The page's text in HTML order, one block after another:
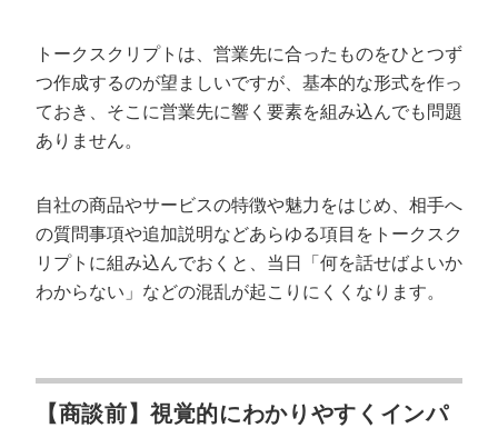
トークスクリプトは、営業先に合ったものをひとつず
つ作成するのが望ましいですが、基本的な形式を作っ
ておき、そこに営業先に響く要素を組み込んでも問題
ありません。
自社の商品やサービスの特徴や魅力をはじめ、相手へ
の質問事項や追加説明などあらゆる項目をトークスク
リプトに組み込んでおくと、当日「何を話せばよいか
わからない」などの混乱が起こりにくくなります。
【商談前】視覚的にわかりやすくインパ